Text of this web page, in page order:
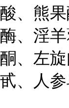
酸、熊
酶、淫
酮、左
甙、人参